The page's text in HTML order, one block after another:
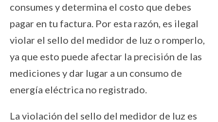
consumes y determina el costo que debes
pagar en tu factura. Por esta razón, es ilegal
violar el sello del medidor de luz o romperlo,
ya que esto puede afectar la precisión de las
mediciones y dar lugar a un consumo de
energía eléctrica no registrado.
La violación del sello del medidor de luz es